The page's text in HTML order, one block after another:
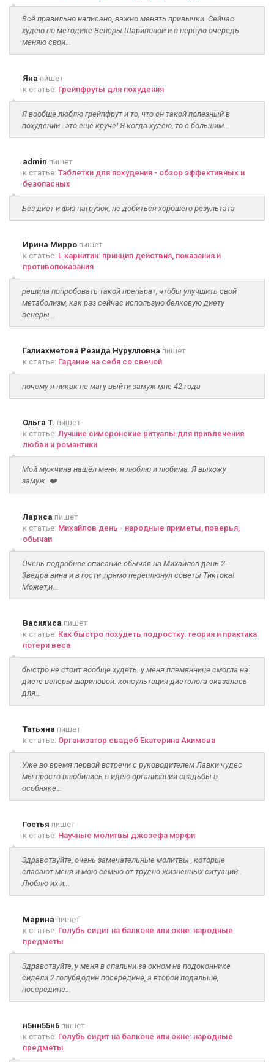
Всё правильно написано, важно менять привычки. Сейчас
худею по методике Венеры Шариповой и в первую очередь
меняю свои...
Яна пишет
к статье: Грейпфруты для похудения
Я вообще люблю грейпфрут и то, что он такой полезный в
похудении - это ещё круче! Я когда худею, то с большим...
admin пишет
к статье: Таблетки для похудения - обзор эффективных и
безопасных
Без диет и физ нагрузок, не добиться хорошего результата
Ирина Мирро пишет
к статье: L карнитин: принцип действия, показания и
противопоказания
решила попробовать такой препарат, чтобы улучшить свой
метаболизм, как раз сейчас использую белковую диету
венеры...
Галиахметова Резида Нурулловна пишет
к статье: Гадание на себя со свечой
почему я никак не магу выйти замуж мне 42 года
Ольга Т. пишет
к статье: Лучшие симоронские ритуалы для привлечения
любви и романтики
Мой мужчина нашёл меня, я люблю и любима. Я выхожу
замуж. ❤️
Лариса пишет
к статье: Михайлов день - народные приметы, поверья,
обычаи
Очень подробное описание обычая на Михайлов день.2-
3ведра вина и в гости ,прямо переплюнул советы Тиктока!
Может,и...
Василиса пишет
к статье: Как быстро похудеть подростку: теория и практика
потери веса
быстро не стоит вообще худеть. у меня племяннице смогла на
диете венеры шариповой. консультация диетолога оказалась
для...
Татьяна пишет
к статье: Организатор свадеб Екатерина Акимова
Уже во время первой встречи с руководителем Лавки чудес
мы просто влюбились в идею организации свадьбы в
особняке...
Гостья пишет
к статье: Научные молитвы джозефа мэрфи
Здравствуйте, очень замечательные молитвы , которые
спасают меня и мою семью от трудно жизненных ситуаций .
Люблю их и...
Марина пишет
к статье: Голубь сидит на балконе или окне: народные
предметы
Здравствуйте, у меня в спальни за окном на подоконнике
сидели 2 голубя,один посередине, а второй подальше,
посередине...
н5нн55н6 пишет
к статье: Голубь сидит на балконе или окне: народные
предметы